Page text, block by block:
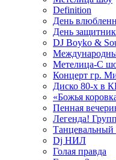
Definition
День
День
DJ Boyko &
Метелица-С
Концерт гр.
Диско 80-х в
«Божья
Пенная
Легенда!
Танцевальный
Dj НИЛ
Голая правда